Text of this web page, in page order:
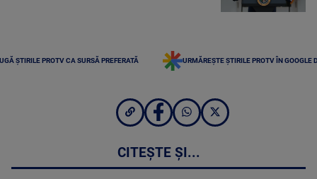
ȘTIRILE PROTV CA SURSĂ PREFERATĂ URMĂREȘTE ȘTIRILE PROTV ÎN GOOGLE
CITEȘTE ȘI...